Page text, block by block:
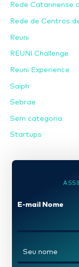
Rede Catarinense
Rede de Centros
Reuni
REUNI Challenge
Reuni Experience
Saiph
Sebrae
Sem categoria
Startups
E-mail Nome
o